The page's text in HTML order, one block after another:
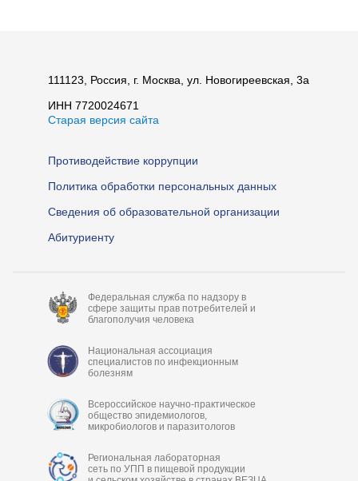
111123, Россия, г. Москва, ул. Новогиреевская, 3а
ИНН 7720024671
Старая версия сайта
Противодействие коррупции
Политика обработки персональных данных
Сведения об образовательной организации
Абитуриенту
Федеральная служба по надзору в
сфере защиты прав потребителей и
благополучия человека
Национальная ассоциация
специалистов по инфекционным
болезням
Всероссийское научно-практическое
общество эпидемиологов,
микробиологов и паразитологов
Региональная лабораторная
сеть по УПП в пищевой продукции